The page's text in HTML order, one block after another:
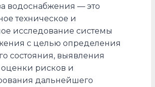
водоснабжения — это
техническое и
исследование системы
с целью определения
состояния, выявления
рисков и
дальнейшего